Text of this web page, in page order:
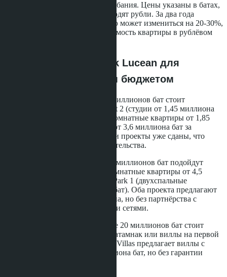
Четвёртый риск - курсовые колебания. Цены указаны в батах,
но покупатели из России переводят рубли. За два года
строительства курс бата к рублю может измениться на 20-30%,
что увеличит фактическую стоимость квартиры в рублёвом
Альтернативы Skypark Lucean для
покупателей с разным бюджетом
Покупателям с бюджетом до 5 миллионов бат стоит
рассмотреть Laguna Beach Resort 2 (студии от 1,45 миллиона
бат), Paradise Park Condo (однокомнатные квартиры от 1,85
миллиона бат) или Neo Condo (от 3,6 миллиона бат за
квартиру с одной спальней). Эти проекты уже сданы, что
исключает риск задержки строительства.
Покупателям с бюджетом 10-15 миллионов бат подойдут
Seven Seas Condo Resort (трёхкомнатные квартиры от 4,5
миллиона бат) или Dusit Grand Park 1 (двухспальные
апартаменты от 1,89 миллиона бат). Оба проекта предлагают
инфраструктуру курортного типа, но без партнёрства с
международными гостиничными сетями.
Покупателям с бюджетом свыше 20 миллионов бат стоит
изучить пентхаусы в районе Пратамнак или виллы на первой
линии в Джомтьене. View Talay Villas предлагает виллы с
частным бассейном от 3,4 миллиона бат, но без гарантии